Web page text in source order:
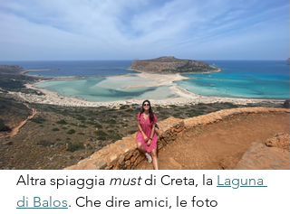
Altra spiaggia must di Creta, la Laguna
di Balos. Che dire amici, le foto